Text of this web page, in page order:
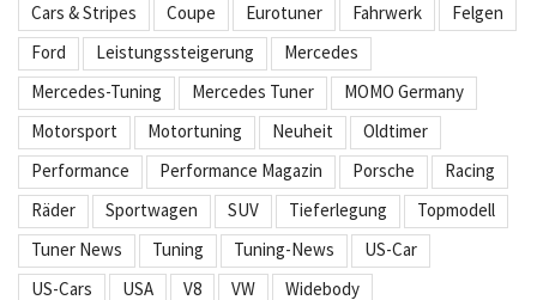
Cars & Stripes
Coupe Eurotuner Fahrwerk
Felgen
Ford
Leistungssteigerung
Mercedes
Mercedes-Tuning
Mercedes Tuner
MOMO Germany
Motorsport
Motortuning Neuheit
Oldtimer
Performance
Performance Magazin Porsche
Racing
Räder
Sportwagen SUV Tieferlegung
Topmodell
Tuner News
Tuning Tuning-News
US-Car
US-Cars
USA V8 VW Widebody